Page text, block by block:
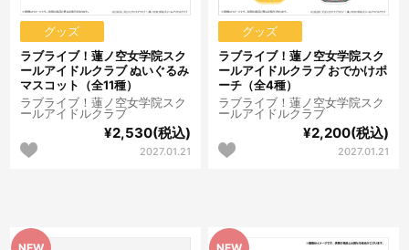
グッズ
ラブライブ！蓮ノ空女学院スク
ールアイドルクラブ ぬいぐるみ
マスコット（全11種）
ラブライブ！蓮ノ空女学院スク
ールアイドルクラブ
¥2,530(税込)
2027.01.21
グッズ
ラブライブ！蓮ノ空女学院スク
ールアイドルクラブ おでかけポ
ーチ（全4種）
ラブライブ！蓮ノ空女学院スク
ールアイドルクラブ
¥2,200(税込)
2027.01.21